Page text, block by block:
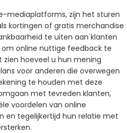
mediaplatforms, zijn het sturen
kortingen of gratis merchandise
te uiten aan klanten
online nuttige feedback te
zien hoeveel u hun mening
voor anderen die overwegen
te houden met deze
met tevreden klanten,
voordelen van online
en tegelijkertijd hun relatie met